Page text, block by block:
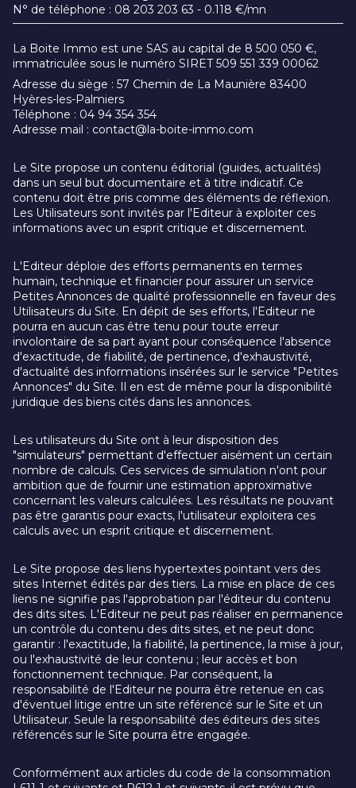
N° de téléphone : 08 203 203 63 - 0.118 €/mn
La Boite Immo est une SAS au capital de 8 500 050 €,
immatriculée sous le numéro SIRET 509 551 339 00062
Adresse du siège : 57 Chemin de La Maunière 83400
Hyères-les-Palmiers
Téléphone : 04 94 354 354
Adresse mail : contact@la-boite-immo.com
Le Site propose un contenu éditorial (guides, actualités)
dans un seul but documentaire et à titre indicatif. Ce
contenu doit être pris comme des éléments de réflexion.
Les Utilisateurs sont invités par l'Editeur à exploiter ces
informations avec un esprit critique et discernement.
L'Editeur déploie des efforts permanents en termes
humain, technique et financier pour assurer un service
Petites Annonces de qualité professionnelle en faveur des
Utilisateurs du Site. En dépit de ses efforts, l'Editeur ne
pourra en aucun cas être tenu pour toute erreur
involontaire de sa part ayant pour conséquence l'absence
d'exactitude, de fiabilité, de pertinence, d'exhaustivité,
d'actualité des informations insérées sur le service "Petites
Annonces" du Site. Il en est de même pour la disponibilité
juridique des biens cités dans les annonces.
Les utilisateurs du Site ont à leur disposition des
"simulateurs" permettant d'effectuer aisément un certain
nombre de calculs. Ces services de simulation n'ont pour
ambition que de fournir une estimation approximative
concernant les valeurs calculées. Les résultats ne pouvant
pas être garantis pour exacts, l'utilisateur exploitera ces
calculs avec un esprit critique et discernement.
Le Site propose des liens hypertextes pointant vers des
sites Internet édités par des tiers. La mise en place de ces
liens ne signifie pas l'approbation par l'éditeur du contenu
des dits sites. L'Editeur ne peut pas réaliser en permanence
un contrôle du contenu des dits sites, et ne peut donc
garantir : l'exactitude, la fiabilité, la pertinence, la mise à jour,
ou l'exhaustivité de leur contenu ; leur accès et bon
fonctionnement technique. Par conséquent, la
responsabilité de l'Editeur ne pourra être retenue en cas
d'éventuel litige entre un site référencé sur le Site et un
Utilisateur. Seule la responsabilité des éditeurs des sites
référencés sur le Site pourra être engagée.
Conformément aux articles du code de la consommation